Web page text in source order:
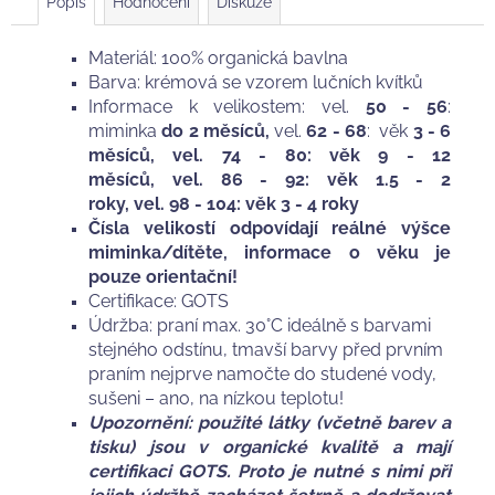
Materiál: 100% organická bavlna
Barva: krémová se vzorem lučních kvítků
Informace k velikostem: vel. 50 - 56:
miminkado 2 měsíců, vel.62 - 68: věk 3 - 6
měsíců, vel. 74 - 80: věk 9 - 12
měsíců, vel. 86 - 92: věk 1.5 - 2
roky, vel. 98 - 104: věk 3 - 4 roky
Čísla velikostí odpovídají reálné výšce
miminka/dítěte, informace o věku je
pouze orientační!
Certifikace: GOTS
Údržba: praní max. 30°C ideálně s barvami
stejného odstínu, tmavší barvy před prvním
praním nejprve namočte do studené vody,
sušeni – ano, na nízkou teplotu!
Upozornění: použité látky (včetně barev a
tisku) jsou v organické kvalitě a mají
certifikaci GOTS. Proto je nutné s nimi při